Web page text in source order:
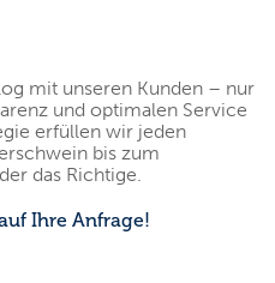
mit unseren Kunden – nur
und optimalen Service
erfüllen wir jeden
bis zum
das Richtige.
Ihre Anfrage!